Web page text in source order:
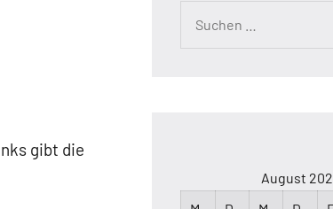
gibt die
August